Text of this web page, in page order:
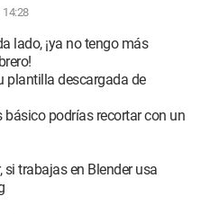
14:28
lado, ¡ya no tengo más
plantilla descargada de
podrías recortar con un
si trabajas en Blender usa